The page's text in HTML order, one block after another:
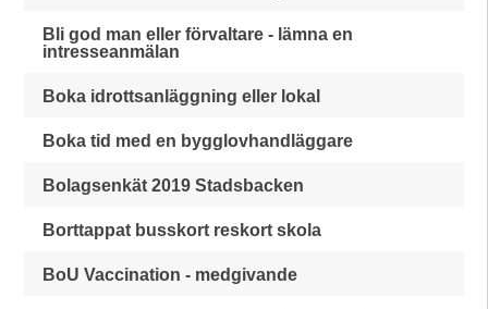
Bli god man eller förvaltare - lämna en
intresseanmälan
Boka idrottsanläggning eller lokal
Boka tid med en bygglovhandläggare
Bolagsenkät 2019 Stadsbacken
Borttappat busskort reskort skola
BoU Vaccination - medgivande